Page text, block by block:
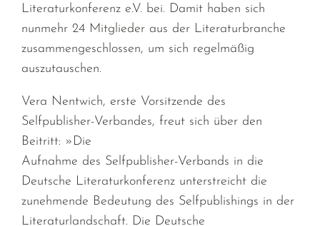
Literaturkonferenz e.V. bei. Damit haben sich
nunmehr 24 Mitglieder aus der Literaturbranche
zusammengeschlossen, um sich regelmäßig
auszutauschen.
Vera Nentwich, erste Vorsitzende des
Selfpublisher-Verbandes, freut sich über den
Beitritt: »Die
Aufnahme des Selfpublisher-Verbands in die
Deutsche Literaturkonferenz unterstreicht die
zunehmende Bedeutung des Selfpublishings in der
Literaturlandschaft. Die Deutsche